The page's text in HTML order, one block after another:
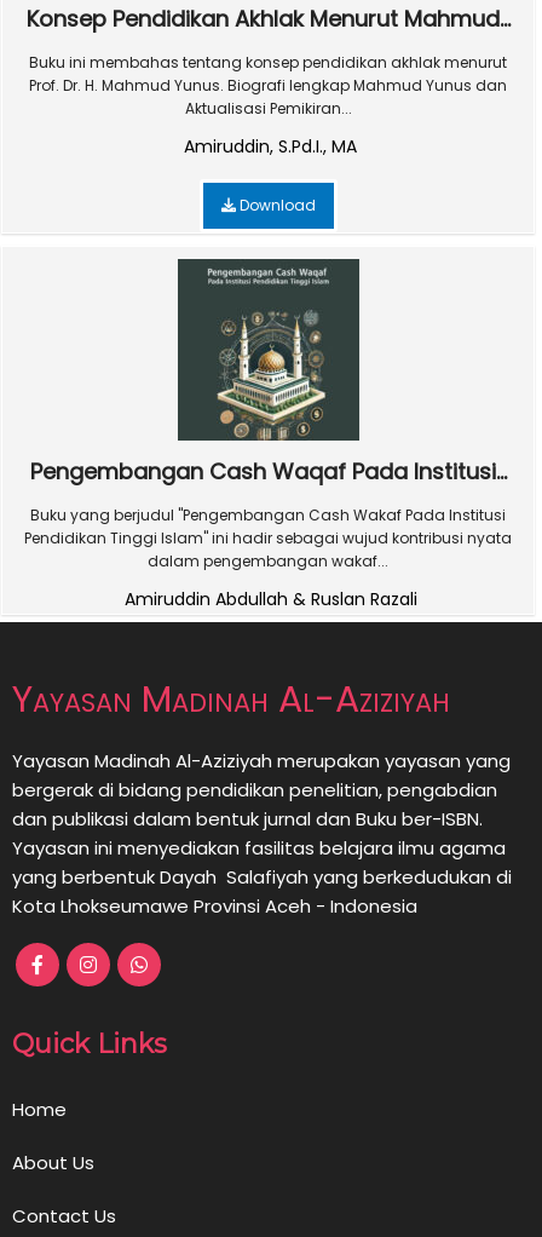
Konsep Pendidikan Akhlak Menurut Mahmud...
Buku ini membahas tentang konsep pendidikan akhlak menurut
Prof. Dr. H. Mahmud Yunus. Biografi lengkap Mahmud Yunus dan
Aktualisasi Pemikiran...
Amiruddin, S.Pd.I., MA
Download
Pengembangan Cash Waqaf Pada Institusi...
Buku yang berjudul "Pengembangan Cash Wakaf Pada Institusi
Pendidikan Tinggi Islam" ini hadir sebagai wujud kontribusi nyata
dalam pengembangan wakaf...
Amiruddin Abdullah & Ruslan Razali
Yayasan Madinah Al-Aziziyah
Yayasan Madinah Al-Aziziyah merupakan yayasan yang
bergerak di bidang pendidikan penelitian, pengabdian
dan publikasi dalam bentuk jurnal dan Buku ber-ISBN.
Yayasan ini menyediakan fasilitas belajara ilmu agama
yang berbentuk Dayah Salafiyah yang berkedudukan di
Kota Lhokseumawe Provinsi Aceh - Indonesia
Quick Links
Home
About Us
Contact Us